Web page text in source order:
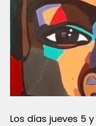
Los días jueves 5